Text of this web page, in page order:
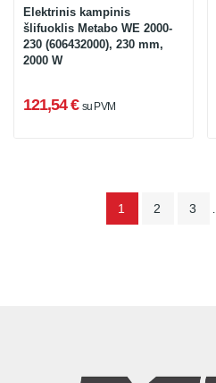
Elektrinis kampinis
šlifuoklis Metabo WE 2000-
230 (606432000), 230 mm,
2000 W
121,54 € su PVM
1 2 3